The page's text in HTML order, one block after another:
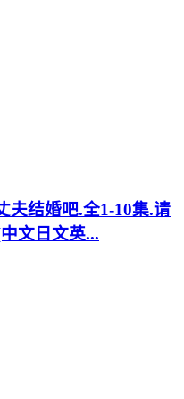
夫结婚吧.全1-10集.请
文日文英...